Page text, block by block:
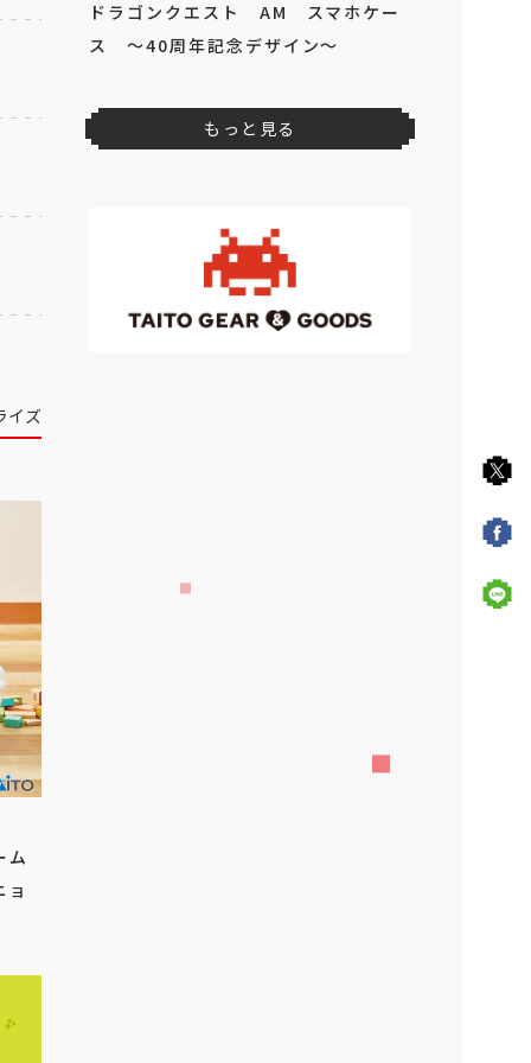
イズ
ム
ドラゴンクエスト AM スマホケー
ス ～40周年記念デザイン～
もっと見る